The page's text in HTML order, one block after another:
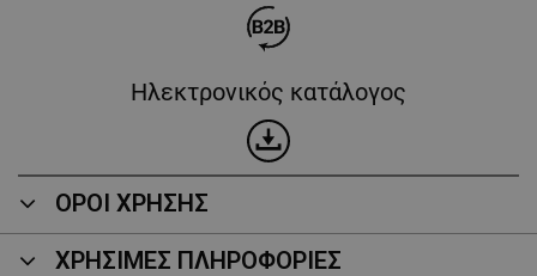
Ηλεκτρονικός κατάλογος
ΟΡΟΙ ΧΡΗΣΗΣ
ΧΡΗΣΙΜΕΣ ΠΛΗΡΟΦΟΡΙΕΣ